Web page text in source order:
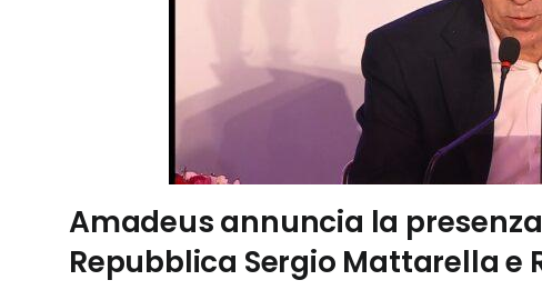
Amadeus annuncia la
Repubblica Sergio Mattarella e